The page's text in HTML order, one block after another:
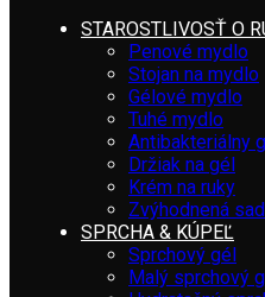
STAROSTLIVOSŤ O
Penové mydlo
Stojan na mydlo
Gélové mydlo
Tuhé mydlo
Antibakteriálny
Držiak na gél
Krém na ruky
Zvýhodnená
SPRCHA & KÚPEĽ
Sprchový gél
Malý sprchový